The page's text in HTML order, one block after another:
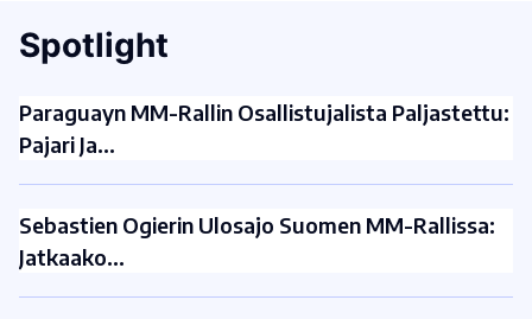
Spotlight
Paraguayn MM-Rallin Osallistujalista Paljastettu:
Pajari Ja…
Sebastien Ogierin Ulosajo Suomen MM-Rallissa:
Jatkaako…